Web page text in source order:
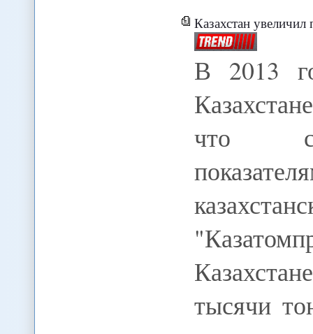
Казахстан увеличил
В 2013
что
тысячи